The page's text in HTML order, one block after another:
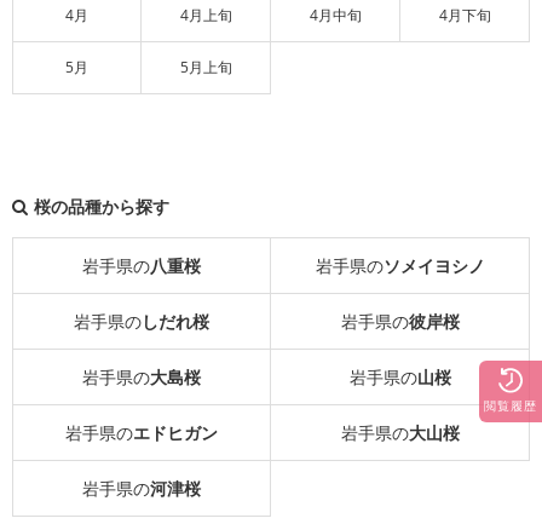
4月 4月上旬 4月中旬 4月下旬
5月 5月上旬
桜の品種から探す
岩手県の八重桜 岩手県のソメイヨシノ
岩手県のしだれ桜 岩手県の彼岸桜
岩手県の大島桜 岩手県の山桜
岩手県のエドヒガン 岩手県の大山桜
岩手県の河津桜
閲覧履歴